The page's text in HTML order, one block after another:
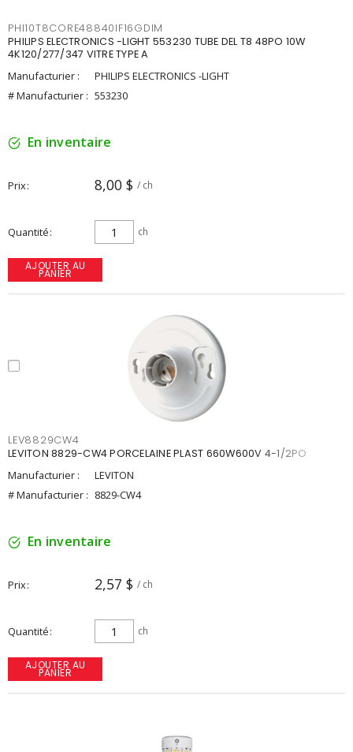
PHI10T8CORE48840IF16GDIM
PHILIPS ELECTRONICS -LIGHT 553230 TUBE DEL T8 48PO 10W
4K120/277/347 VITRE TYPE A
Manufacturier :
PHILIPS ELECTRONICS -LIGHT
# Manufacturier : 553230
En inventaire
Prix 8,00 $ / ch
Quantité ch
AJOUTER AU
PANIER
LEV8829CW4
LEVITON 8829-CW4 PORCELAINE PLAST 660W600V 4-1/2PO
Manufacturier :
LEVITON
# Manufacturier : 8829-CW4
En inventaire
Prix 2,57 $ / ch
Quantité ch
AJOUTER AU
PANIER